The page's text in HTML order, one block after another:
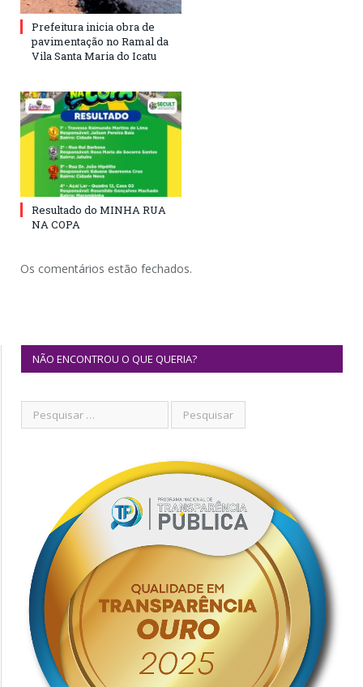
Prefeitura inicia obra de
pavimentação no Ramal da
Vila Santa Maria do Icatu
Resultado do MINHA RUA
NA COPA
Os comentários estão fechados.
NÃO ENCONTROU O QUE QUERIA?